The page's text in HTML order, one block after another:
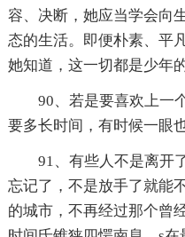
容、决断，她应当学会向
态的生活。即便朴素、平
她知道，这一切都是少年
90、若是要喜欢上一
要多长时间，有时候一眼
91、有些人不是离开
忘记了，不是放手了就能
的城市，不再经过那个曾